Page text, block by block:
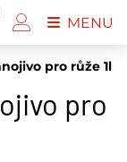
pro růže 1l
pro
MENU